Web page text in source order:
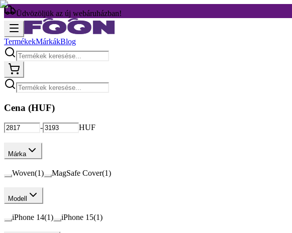
Üdvözöljük az új webáruházban!
TermékekMárkákBlog
Cena (HUF)
- HUF
Márka
Woven(1) MagSafe Cover(1)
Modell
iPhone 14(1) iPhone 15(1)